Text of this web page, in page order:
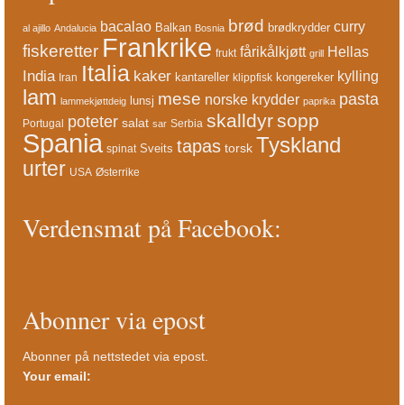
al ajillo Andalucia bacalao Balkan Bosnia brød brødkrydder curry
fiskeretter Frankrike frukt fårikålkjøtt grill Hellas
India Iran Italia kaker kantareller klippfisk kongereker kylling
lam lammekjøttdeig lunsj mese norske krydder paprika pasta
Portugal poteter salat sar Serbia skalldyrsopp
Spania spinat Sveits tapas torsk Tyskland
urter USA Østerrike
Verdensmat på Facebook:
Abonner via epost
Abonner på nettstedet via epost.
Your email: